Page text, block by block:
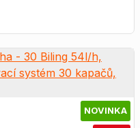
NOVINKA